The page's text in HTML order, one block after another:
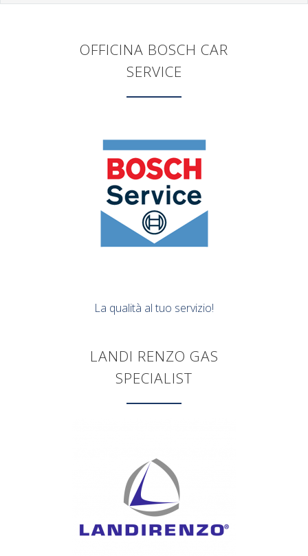
OFFICINA BOSCH CAR
SERVICE
La qualità al tuo servizio!
LANDI RENZO GAS
SPECIALIST